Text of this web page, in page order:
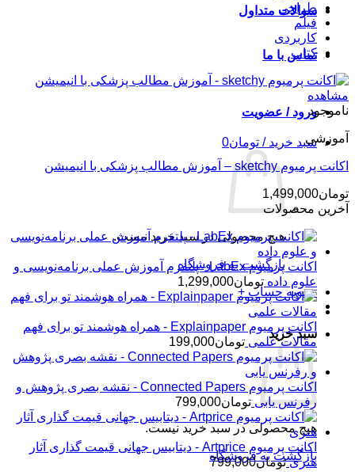
سوالات متداول
تماس با ما
ورود / عضویت
سبد خرید / تومان0
هیچ محصولی در سبد خرید نیست.
بازگشت به فروشگاه
تسویه حساب +
سبد خرید
هیچ محصولی در سبد خرید نیست.
بازگشت به فروشگاه
طراحی
فیلم
کاربردی
کتاب
مشاهده
ناموجود
آموزشی
اکانت پرمیوم sketchy – آموزش مطالب پزشکی با انیمیشن
تومان1,499,000
آخرین محصولات
اکانت پرمیوم LabEx - پلتفرم آموزش عملی برنامه‌نویسی و
علوم داده تومان1,299,000
اکانت پرمیوم Explainpaper - همراه هوشمند تو برای فهم
مقالات علمی تومان199,000
اکانت پرمیوم Connected Papers - نقشه بصری پژوهش و
رفرنس یابی تومان799,000
اکانت پرمیوم Artprice - دیتابیس جهانی قیمت ‌گذاری آثار
هنری تومان799,000